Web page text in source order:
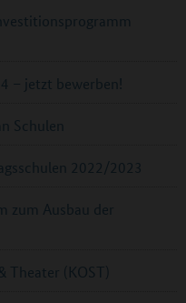
– jetzt bewerben!
Schulen
2022/2023
zum Ausbau der
Theater (KOST)